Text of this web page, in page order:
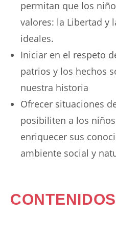
permitan que los
valores: la Libertad y
ideales.
Iniciar en el respeto
patrios y los hechos
nuestra historia
Ofrecer situaciones
posibiliten a los
enriquecer sus
ambiente social y